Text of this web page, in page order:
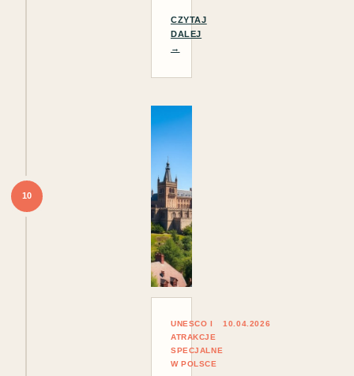
CZYTAJ
DALEJ
→
10
UNESCO I
ATRAKCJE
SPECJALNE
W POLSCE
10.04.2026